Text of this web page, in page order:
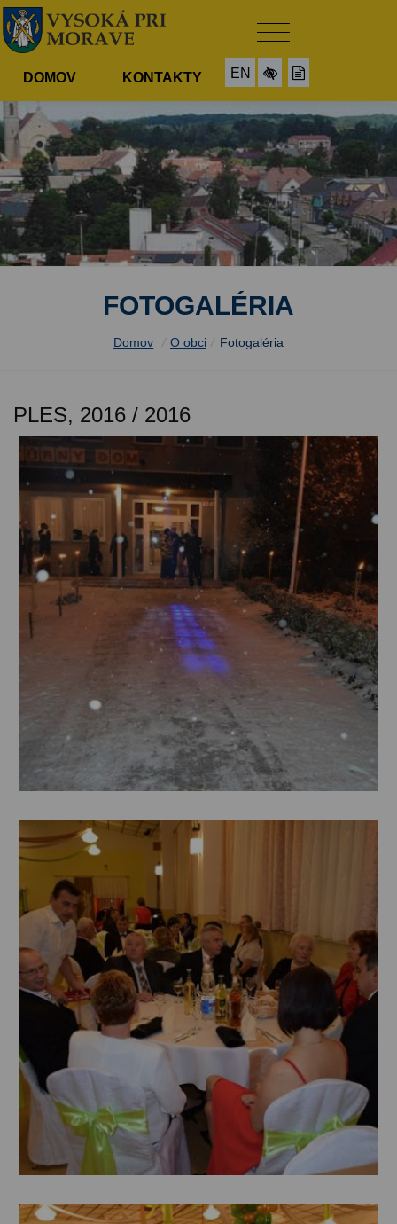
DOMOV KONTAKTY EN
FOTOGALÉRIA
Domov / O obci / Fotogaléria
PLES, 2016 / 2016